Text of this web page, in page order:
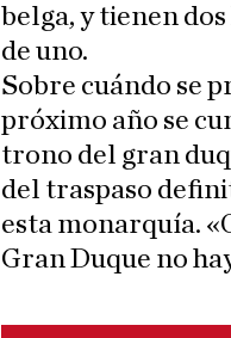
belga, y tienen dos
de uno.
Sobre cuándo se
próximo año se
trono del gran
del traspaso
esta monarquía.
Gran Duque no